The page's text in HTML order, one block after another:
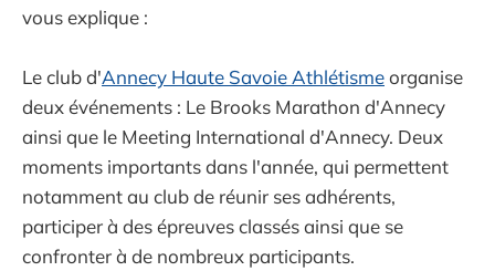
vous explique :
Le club d'Annecy Haute Savoie Athlétismeorganise
deux événements : Le Brooks Marathon d'Annecy
ainsi que le Meeting International d'Annecy. Deux
moments importants dans l'année, qui permettent
notamment au club de réunir ses adhérents,
participer à des épreuves classés ainsi que se
confronter à de nombreux participants.